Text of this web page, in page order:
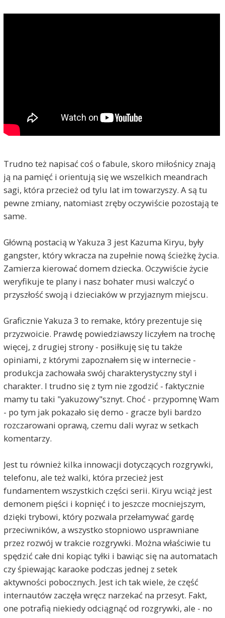
Trudno też napisać coś o fabule, skoro miłośnicy znają
ją na pamięć i orientują się we wszelkich meandrach
sagi, która przecież od tylu lat im towarzyszy. A są tu
pewne zmiany, natomiast zręby oczywiście pozostają te
same.
Główną postacią w Yakuza 3 jest Kazuma Kiryu, były
gangster, który wkracza na zupełnie nową ścieżkę życia.
Zamierza kierować domem dziecka. Oczywiście życie
weryfikuje te plany i nasz bohater musi walczyć o
przyszłość swoją i dzieciaków w przyjaznym miejscu.
Graficznie Yakuza 3 to remake, który prezentuje się
przyzwoicie. Prawdę powiedziawszy liczyłem na trochę
więcej, z drugiej strony - posiłkuję się tu także
opiniami, z którymi zapoznałem się w internecie -
produkcja zachowała swój charakterystyczny styl i
charakter. I trudno się z tym nie zgodzić - faktycznie
mamy tu taki "yakuzowy"sznyt. Choć - przypomnę Wam
- po tym jak pokazało się demo - gracze byli bardzo
rozczarowani oprawą, czemu dali wyraz w setkach
komentarzy.
Jest tu również kilka innowacji dotyczących rozgrywki,
telefonu, ale też walki, która przecież jest
fundamentem wszystkich części serii. Kiryu wciąż jest
demonem pięści i kopnięć i to jeszcze mocniejszym,
dzięki trybowi, który pozwala przełamywać gardę
przeciwników, a wszystko stopniowo usprawniane
przez rozwój w trakcie rozgrywki. Można właściwie tu
spędzić całe dni kopiąc tyłki i bawiąc się na automatach
czy śpiewając karaoke podczas jednej z setek
aktywności pobocznych. Jest ich tak wiele, że część
internautów zaczęła wręcz narzekać na przesyt. Fakt,
one potrafią niekiedy odciągnąć od rozgrywki, ale - no